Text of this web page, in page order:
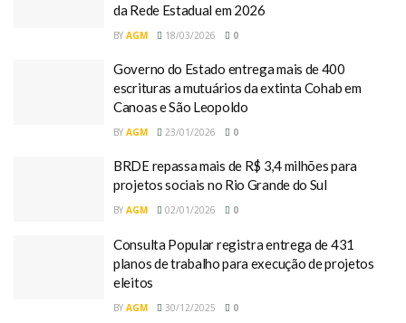
da Rede Estadual em 2026
BY AGM 18/03/2026 0
Governo do Estado entrega mais de 400
escrituras a mutuários da extinta Cohab em
Canoas e São Leopoldo
BY AGM 23/01/2026 0
BRDE repassa mais de R$ 3,4 milhões para
projetos sociais no Rio Grande do Sul
BY AGM 02/01/2026 0
Consulta Popular registra entrega de 431
planos de trabalho para execução de projetos
eleitos
BY AGM 30/12/2025 0